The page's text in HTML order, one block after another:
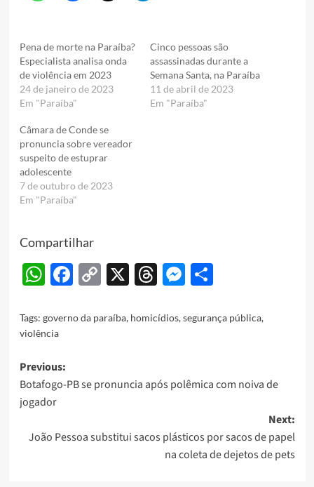
Pena de morte na Paraíba?
Especialista analisa onda
de violência em 2023
24 de janeiro de 2023
Em "Paraíba"
Cinco pessoas são
assassinadas durante a
Semana Santa, na Paraíba
11 de abril de 2023
Em "Paraíba"
Câmara de Conde se
pronuncia sobre vereador
suspeito de estuprar
adolescente
7 de outubro de 2023
Em "Paraíba"
Compartilhar
WhatsApp
Facebook
Copy
X Threads
Messenger
Share
Tags: governo da paraíba, homicídios,segurança pública,
violência
Post
navigation
Previous:
Botafogo-PB se pronuncia após polêmica com noiva de
jogador
Next:
João Pessoa substitui sacos plásticos por sacos de papel
na coleta de dejetos de pets